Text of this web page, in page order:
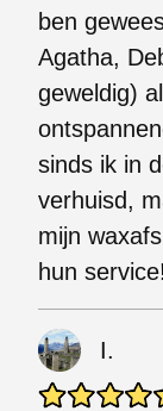
ben
Agatha,
geweldig)
sinds ik in
verhuisd,
mijn
hun service!
I.